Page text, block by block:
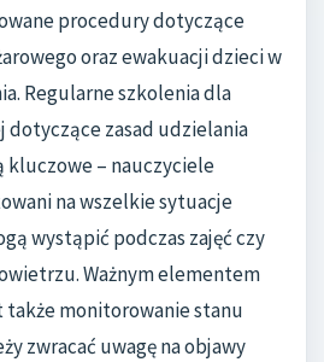
procedury dotyczące
oraz ewakuacji dzieci w
Regularne szkolenia dla
dotyczące zasad udzielania
kluczowe – nauczyciele
na wszelkie sytuacje
wystąpić podczas zajęć czy
Ważnym elementem
monitorowanie stanu
zwracać uwagę na objawy